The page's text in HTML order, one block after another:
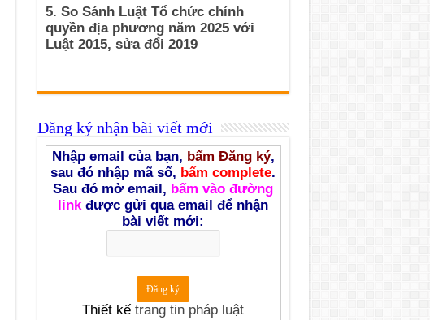
5. So Sánh Luật Tổ chức chính
quyền địa phương năm 2025 với
Luật 2015, sửa đổi 2019
Đăng ký nhận bài viết mới
Nhập email của bạn, bấm Đăng ký,
sau đó nhập mã số, bấm complete.
Sau đó mở email, bấm vào đường
linkđược gửi qua email để nhận
bài viết mới:
Thiết kế trang tin pháp luật